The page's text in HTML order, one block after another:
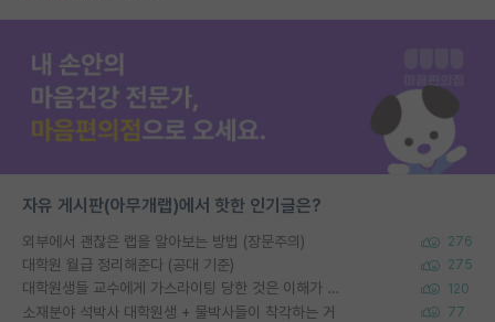
자유 게시판(아무개랩)에서 핫한 인기글은?
외부에서 괜찮은 랩을 알아보는 방법 (장문주의) 276
대학원 월급 정리해준다 (공대 기준) 275
대학원생들 교수에게 가스라이팅 당한 것은 이해가 갑니다. 안타깝네요. 120
소재분야 석박사 대학원생 + 물박사들이 착각하는 거 77